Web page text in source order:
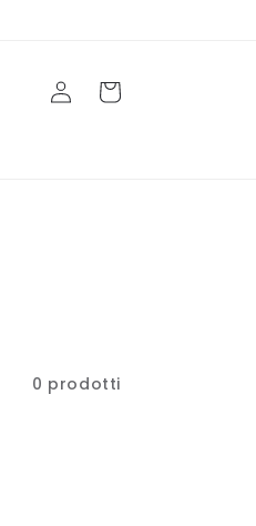
Accedi Carrello
0 prodotti